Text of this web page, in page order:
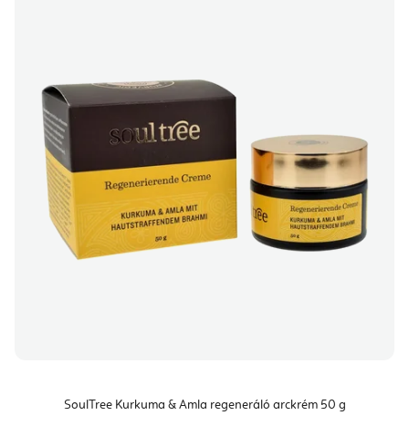
SoulTree Kurkuma & Amla regeneráló arckrém 50 g